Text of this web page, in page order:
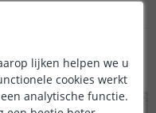
lijken helpen we u
cookies werkt
analytische functie.